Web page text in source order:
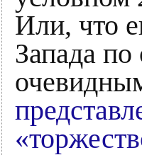
Или, что
Запада